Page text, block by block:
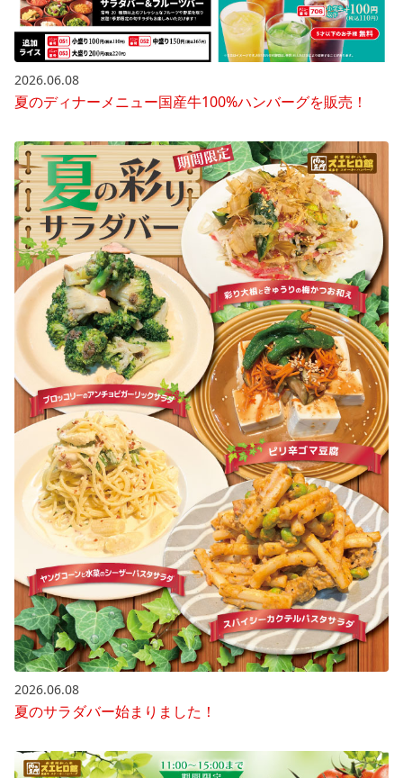
2026.06.08
夏のディナーメニュー国産牛100%ハンバーグを販売！
2026.06.08
夏のサラダバー始まりました！